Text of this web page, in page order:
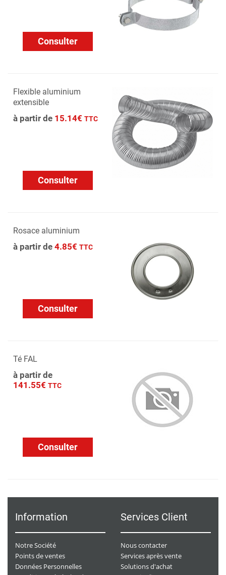
Consulter
Flexible aluminium
extensible
à partir de 15.14€ TTC
Consulter
Rosace aluminium
à partir de 4.85€ TTC
Consulter
Té FAL
à partir de
141.55€ TTC
Consulter
Information
Notre Société
Points de ventes
Données Personnelles
Services Client
Nous contacter
Services après vente
Solutions d'achat